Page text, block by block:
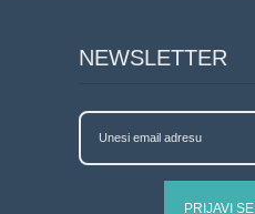
NEWSLETTER
PRIJAVI SE